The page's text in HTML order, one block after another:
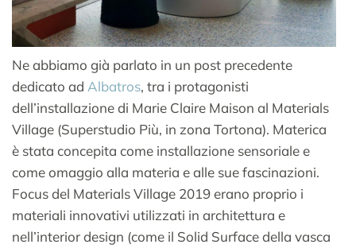
Ne abbiamo già parlato in un post precedente
dedicato ad Albatros, tra i protagonisti
dell’installazione di Marie Claire Maison al Materials
Village (Superstudio Più, in zona Tortona). Materica
è stata concepita come installazione sensoriale e
come omaggio alla materia e alle sue fascinazioni.
Focus del Materials Village 2019 erano proprio i
materiali innovativi utilizzati in architettura e
nell’interior design (come il Solid Surface della vasca